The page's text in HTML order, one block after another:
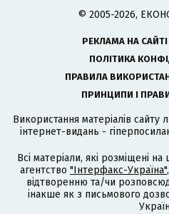
© 2005-2026,
РЕКЛАМА НА САЙТІ
ПОЛІТИКА
ПРАВИЛА
ПРИНЦИПИ І
Використання матеріалів
інтернет-видань -
Всі матеріали, які розміщені
агентство "Інтерфакс-Україна"
відтворенню та/чи
інакше як з письмового